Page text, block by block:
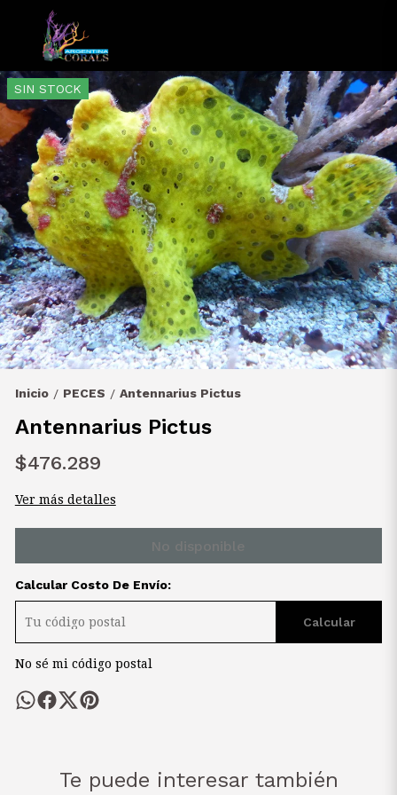
SIN STOCK
Inicio / PECES / Antennarius Pictus
Antennarius Pictus
$476.289
Ver más detalles
Calcular Costo De Envío:
Calcular
No sé mi código postal
Te puede interesar también